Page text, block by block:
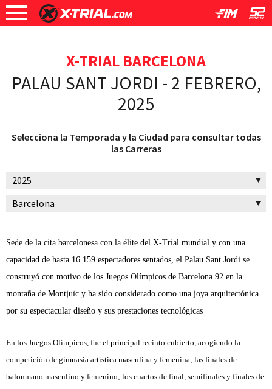
X-TRIAL BARCELONA
PALAU SANT JORDI - 2 FEBRERO,
2025
Selecciona la Temporada y la Ciudad para consultar todas
las Carreras
Sede de la cita barcelonesa con la élite del X-Trial mundial y con una
capacidad de hasta 16.159 espectadores sentados, el Palau Sant Jordi se
construyó con motivo de los Juegos Olímpicos de Barcelona 92 en la
montaña de Montjuïc y ha sido considerado como una joya arquitectónica
por su espectacular diseño y sus prestaciones tecnológicas
En los Juegos Olímpicos, fue el principal recinto cubierto, acogiendo la
competición de gimnasia artística masculina y femenina; las finales de
balonmano masculino y femenino; los cuartos de final, semifinales y finales de